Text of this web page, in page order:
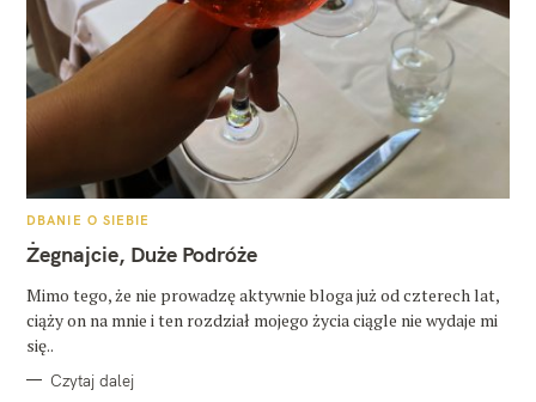
K
T
E
O
R
I
DBANIE O SIEBIE
Żegnajcie, Duże Podróże
Mimo tego, że nie prowadzę aktywnie bloga już od czterech lat,
ciąży on na mnie i ten rozdział mojego życia ciągle nie wydaje mi
się..
Czytaj dalej